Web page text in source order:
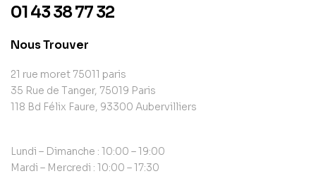
01 43 38 77 32
Nous Trouver
21 rue moret 75011 paris
35 Rue de Tanger, 75019 Paris
118 Bd Félix Faure, 93300 Aubervilliers
Lundi – Dimanche : 10:00 – 19:00
Mardi – Mercredi : 10:00 – 17:30